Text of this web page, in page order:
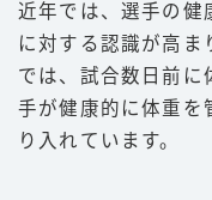
近年では、選手の健
に対する認識が高ま
では、試合数日前に
手が健康的に体重を
り入れています。